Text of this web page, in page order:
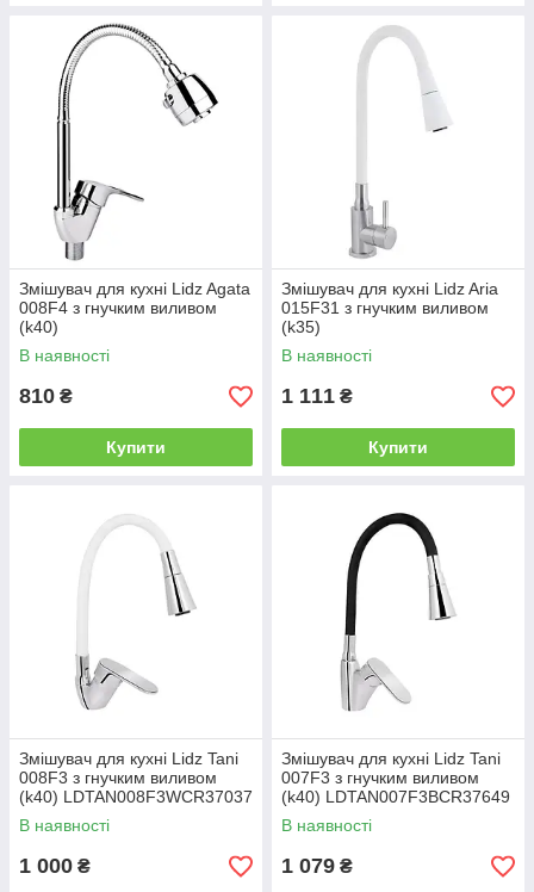
Змішувач для кухні Lidz Agata
008F4 з гнучким виливом
(k40)
LDAGA008F4CRM35126
Chrome
В наявності
810 ₴
Купити
Змішувач для кухні Lidz Aria
015F31 з гнучким виливом
(k35)
LDARI015F31WNK36981
White / Nickel
В наявності
1 111 ₴
Купити
Змішувач для кухні Lidz Tani
008F3 з гнучким виливом
(k40) LDTAN008F3WCR37037
Chrome/White
В наявності
1 000 ₴
Змішувач для кухні Lidz Tani
007F3 з гнучким виливом
(k40) LDTAN007F3BCR37649
Chrome/Black
В наявності
1 079 ₴